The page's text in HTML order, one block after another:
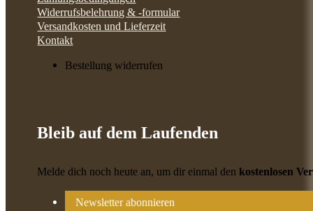
Widerrufsbelehrung & -formular
Versandkosten und Lieferzeit
Kontakt
Bestellung widerrufen
Bleib auf dem Laufenden
Melde dich noch heute an, um dir einmal denkostenlosen
Newsletter abonnieren